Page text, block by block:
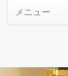
メニュー